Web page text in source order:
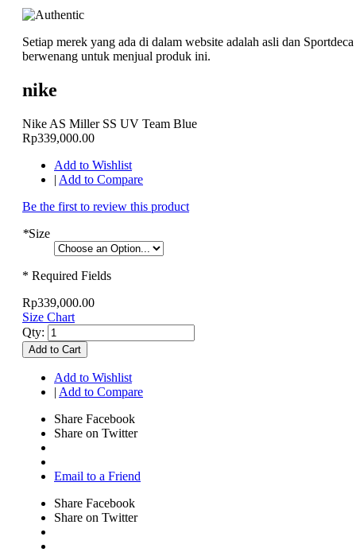
Setiap merek yang ada di dalam website adalah asli dan Sportdeca
berwenang untuk menjual produk ini.
nike
Nike AS Miller SS UV Team Blue
Rp339,000.00
Add to Wishlist
| Add to Compare
Be the first to review this product
*Size
* Required Fields
Rp339,000.00
Size Chart
Qty:
Add to Cart
Add to Wishlist
| Add to Compare
Share Facebook
Share on Twitter
Email to a Friend
Share Facebook
Share on Twitter